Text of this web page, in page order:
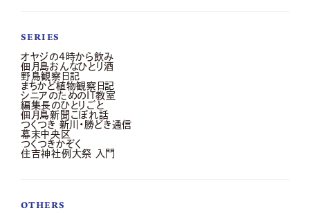
SERIES
オヤジの4時から飲み
佃月島おんなひとり酒
野鳥観察日記
まちかど植物観察日記
シニアのためのIT教室
編集長のひとりごと
佃月島新聞こぼれ話
つくつき 新川・勝どき通信
幕末中央区
つくつきかぞく
住吉神社例大祭 入門
OTHERS